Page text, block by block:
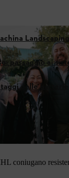
passaggio ai
delle batterie
coniugano